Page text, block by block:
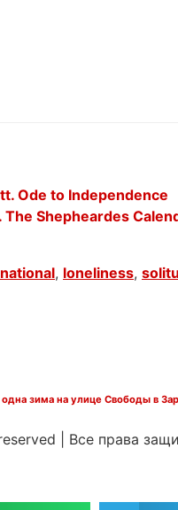
Ode to Independence
Shepheardes
, loneliness,
Все права